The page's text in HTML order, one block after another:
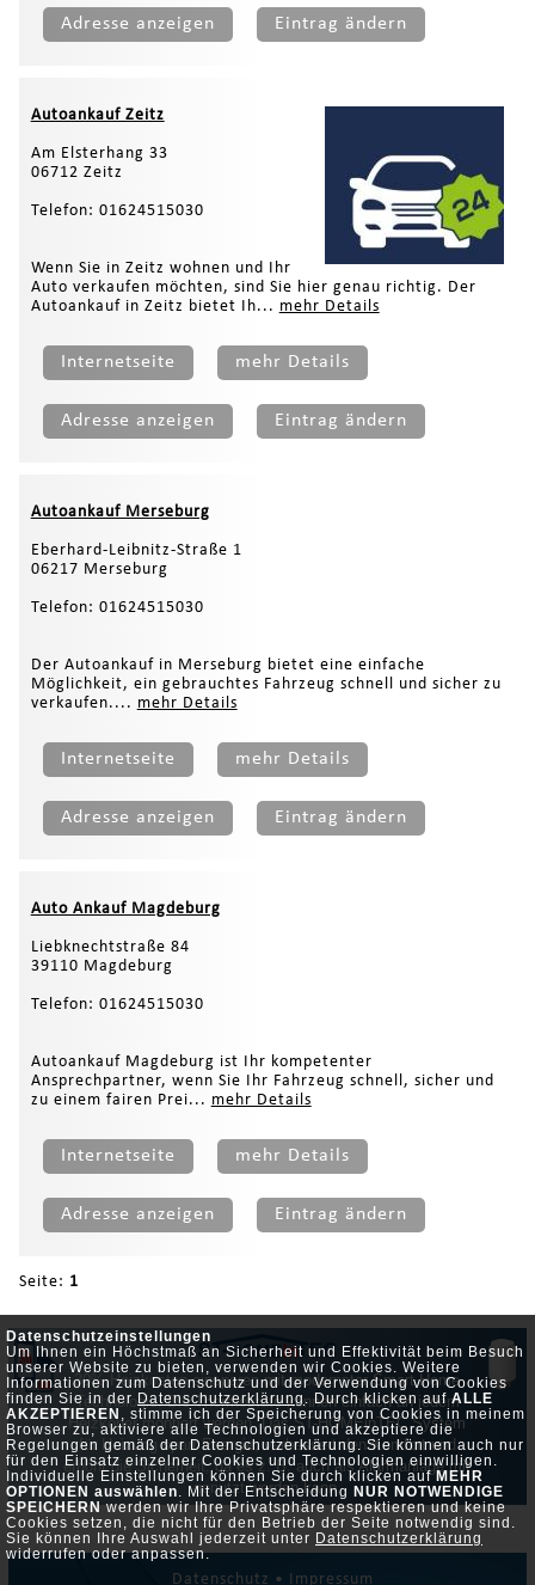
Datenschutzeinstellungen
Um Ihnen ein Höchstmaß an Sicherheit und Effektivität beim Besuch
unserer Website zu bieten, verwenden wir Cookies. Weitere
Informationen zum Datenschutz und der Verwendung von Cookies
finden Sie in der Datenschutzerklärung. Durch klicken aufALLE
AKZEPTIEREN , stimme ich der Speicherung von Cookies in meinem
Browser zu, aktiviere alle Technologien und akzeptiere die
Regelungen gemäß der Datenschutzerklärung. Sie können auch nur
für den Einsatz einzelner Cookies und Technologien einwilligen.
Individuelle Einstellungen können Sie durch klicken auf MEHR
OPTIONEN auswählen. Mit der Entscheidung NUR NOTWENDIGE
SPEICHERNwerden wir Ihre Privatsphäre respektieren und keine
Cookies setzen, die nicht für den Betrieb der Seite notwendig sind.
Sie können Ihre Auswahl jederzeit unter Datenschutzerklärung
widerrufen oder anpassen.
Adresse anzeigen Eintrag ändern
Autoankauf Zeitz
Am Elsterhang 33
06712 Zeitz
Telefon: 01624515030
Wenn Sie in Zeitz wohnen und Ihr
Auto verkaufen möchten, sind Sie hier genau richtig. Der
Autoankauf in Zeitz bietet Ih... mehr Details
Internetseite mehr Details
Adresse anzeigen Eintrag ändern
Autoankauf Merseburg
Eberhard-Leibnitz-Straße 1
06217 Merseburg
Telefon: 01624515030
Der Autoankauf in Merseburg bietet eine einfache
Möglichkeit, ein gebrauchtes Fahrzeug schnell und sicher zu
verkaufen.... mehr Details
Internetseite mehr Details
Adresse anzeigen Eintrag ändern
Auto Ankauf Magdeburg
Liebknechtstraße 84
39110 Magdeburg
Telefon: 01624515030
Autoankauf Magdeburg ist Ihr kompetenter
Ansprechpartner, wenn Sie Ihr Fahrzeug schnell, sicher und
zu einem fairen Prei... mehr Details
Internetseite mehr Details
Adresse anzeigen Eintrag ändern
Seite: 1
30% Heizkosten einsparen mit modernster Smart Home
Technologie. Die Thermostate können einfach an jedem
Heizköper montiert werden. Das ST-HOMEinTEC System
für Heizung spart Energie, verbessert den Komfort und
erhöht die Sicherheit, da es z. B. auch als Alarmanlage mit
genutzt werden kann.
Datenschutz • Impressum